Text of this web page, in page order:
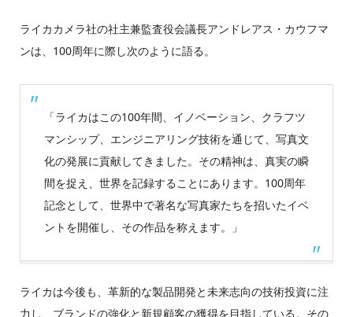
ライカカメラ社の社主兼監査役会議長アンドレアス・カウフマ
ンは、100周年に際し次のように語る。
「ライカはこの100年間、イノベーション、クラフツ
マンシップ、エンジニアリング技術を通じて、写真文
化の発展に貢献してきました。その精神は、真実の瞬
間を捉え、世界を記録することにあります。100周年
記念として、世界中で著名な写真家たちを招いたイベ
ントを開催し、その作品を称えます。」
ライカは今後も、革新的な製品開発と未来志向の技術投資に注
力し、ブランドの強化と新規顧客の獲得を目指している。その